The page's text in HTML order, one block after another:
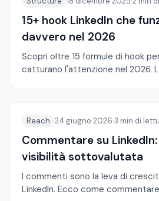
15+ hook LinkedIn che
davvero nel 2026
Scopri oltre 15 formule di hook
catturano l'attenzione nel 2026.
Reach 24 giugno 2026·3 min di
Commentare su
visibilità sottovalutata
I commenti sono la leva di
LinkedIn. Ecco come